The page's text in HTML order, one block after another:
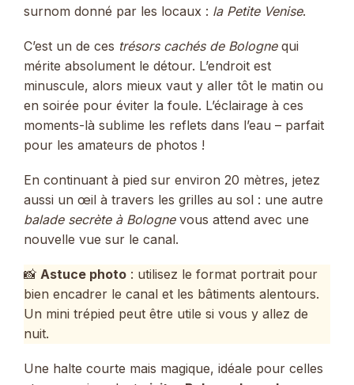
surnom donné par les locaux : la Petite Venise.
C’est un de ces trésors cachés de Bolognequi
mérite absolument le détour. L’endroit est
minuscule, alors mieux vaut y aller tôt le matin ou
en soirée pour éviter la foule. L’éclairage à ces
moments-là sublime les reflets dans l’eau – parfait
pour les amateurs de photos !
En continuant à pied sur environ 20 mètres, jetez
aussi un œil à travers les grilles au sol : une autre
balade secrète à Bolognevous attend avec une
nouvelle vue sur le canal.
📸 Astuce photo : utilisez le format portrait pour
bien encadrer le canal et les bâtiments alentours.
Un mini trépied peut être utile si vous y allez de
nuit.
Une halte courte mais magique, idéale pour celles